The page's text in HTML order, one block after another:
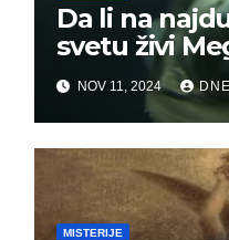
Da li na
svetu živi
Svakakva
viđena, a
zaprepastila
NOV 11, 2024
MISTERIJE